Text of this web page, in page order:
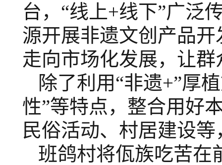
台，“线上+线下”广泛
源开展非遗文创产品
走向市场化发展，让
除了利用“非遗+”厚
性”等特点，整合用好
民俗活动、村居建设
班鸽村将佤族吃苦在